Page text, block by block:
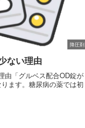
降圧剤
ない理由
由「グルベス配合OD錠が
ます。糖尿病の薬では初